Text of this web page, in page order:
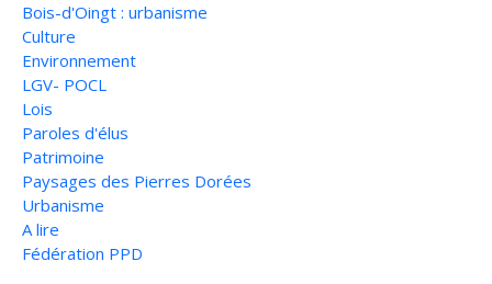
Bois-d'Oingt : urbanisme
Culture
Environnement
LGV- POCL
Lois
Paroles d'élus
Patrimoine
Paysages des Pierres Dorées
Urbanisme
A lire
Fédération PPD